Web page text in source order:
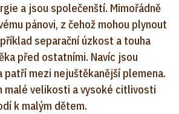
a jsou společenští. Mimořádně
pánovi, z čehož mohou plynout
separační úzkost a touha
před ostatními. Navíc jsou
patří mezi nejuštěkanější plemena.
malé velikosti a vysoké citlivosti
k malým dětem.